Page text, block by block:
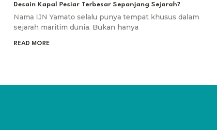
Desain Kapal Pesiar Terbesar Sepanjang Sejarah?
Nama IJN Yamato selalu punya tempat khusus dalam
sejarah maritim dunia. Bukan hanya
READ MORE